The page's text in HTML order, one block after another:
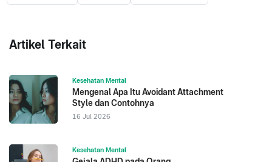
Artikel Terkait
Kesehatan Mental
Mengenal Apa Itu Avoidant Attachment
Style dan Contohnya
16 Jul 2026
Kesehatan Mental